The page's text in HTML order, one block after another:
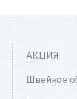
АКЦИЯ
Швейное